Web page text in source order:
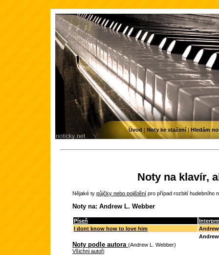
Noty na klavír,
Nějaké ty půjčky nebo pojištění pro případ rozbití hudebního
Noty na: Andrew L. Webber
Píseň
I dont know how to love him
Noty podle autora (Andrew L. Webber)
Všichni autoři
Úvod | Noty ke stažení| Hledám